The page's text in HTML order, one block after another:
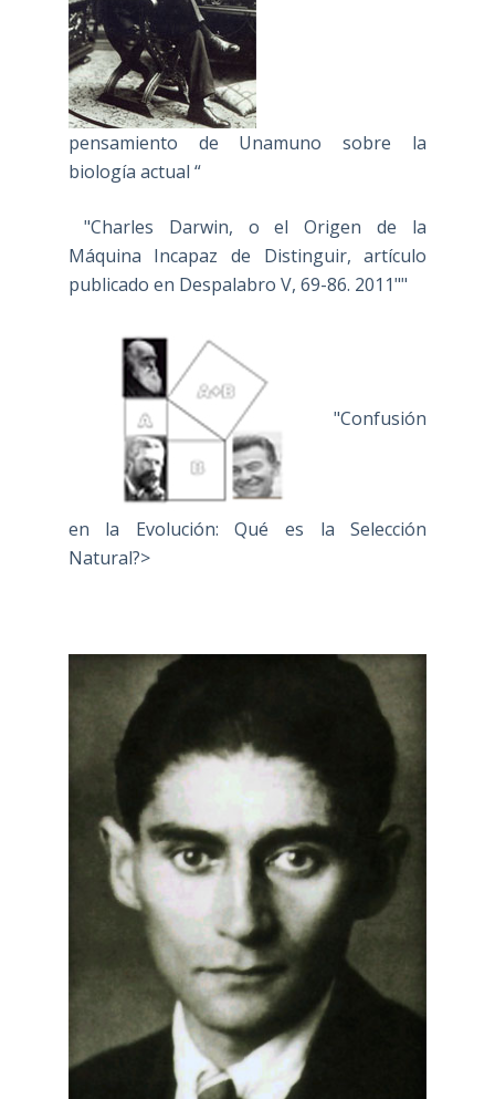
pensamiento de Unamuno sobre la
biología actual “
"Charles Darwin, o el Origen de la
Máquina Incapaz de Distinguir, artículo
publicado en Despalabro V, 69-86. 2011""
"Confusión
en la Evolución: Qué es la Selección
Natural?>